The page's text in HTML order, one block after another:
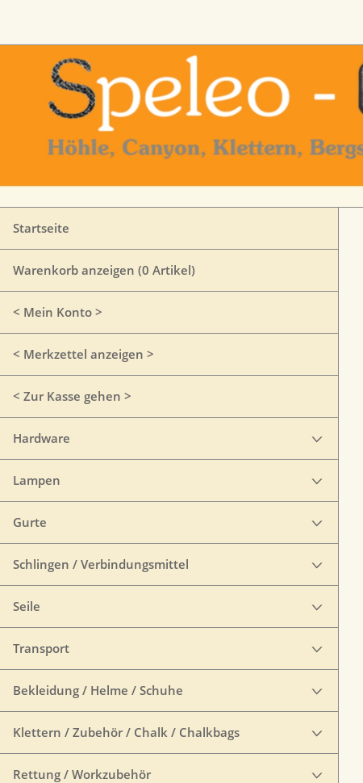
Startseite
Warenkorb anzeigen (0 Artikel)
< Mein Konto >
< Merkzettel anzeigen >
< Zur Kasse gehen >
Hardware
Lampen
Gurte
Schlingen / Verbindungsmittel
Seile
Transport
Bekleidung / Helme / Schuhe
Klettern / Zubehör / Chalk / Chalkbags
Rettung / Workzubehör